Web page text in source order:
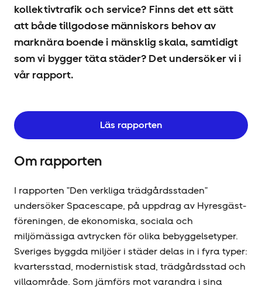
kollektivtrafik och service? Finns det ett sätt
att både tillgodose människors behov av
marknära boende i mänsklig skala, samtidigt
som vi bygger täta städer? Det undersöker vi i
vår rapport.
Läs rapporten
Om rapporten
I rapporten ”Den verkliga trädgårdsstaden”
undersöker Spacescape, på uppdrag av Hyresgäst­
föreningen, de ekonomiska, sociala och
miljömässiga avtrycken för olika bebyggelsetyper.
Sveriges byggda miljöer i städer delas in i fyra typer:
kvartersstad, modernistisk stad, trädgårdsstad och
villaområde. Som jämförs mot varandra i sina